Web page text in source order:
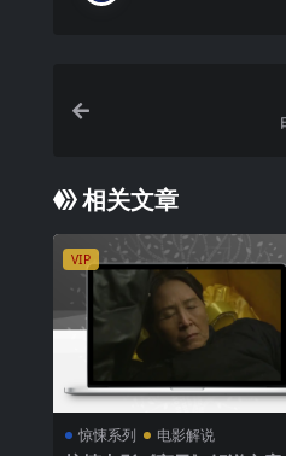
相关文章
VIP
惊悚系列 电影解说